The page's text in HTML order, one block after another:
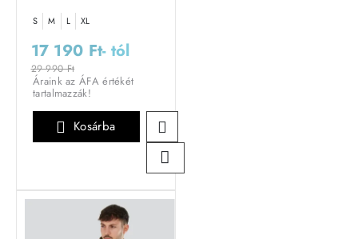
S M L XL
17 190 Ft- tól
29 990 Ft
Áraink az ÁFA értékét
tartalmazzák!
Kosárba